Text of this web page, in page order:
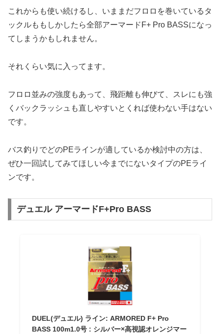
これからも使い続けるし、いままだフロロを巻いているタ
ックルももしかしたら全部アーマードF+ Pro BASSになっ
てしまうかもしれません。
それくらい気に入ってます。
フロロ並みの強度もあって、飛距離も伸びて、スレにも強
くバックラッシュも直しやすいとくれば使わない手はない
です。
バス釣りでどのPEラインが適しているか検討中の方は、
ぜひ一回試してみてほしい今までにないタイプのPEライ
ンです。
デュエル アーマードF+Pro BASS
DUEL(デュエル) ライン: ARMORED F+ Pro
BASS 100m1.0号 : シルバー×高視認オレンジマー